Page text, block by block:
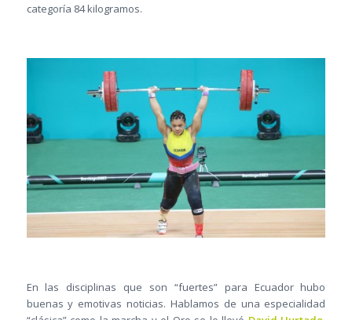
categoría 84 kilogramos.
En las disciplinas que son “fuertes” para Ecuador hubo
buenas y emotivas noticias. Hablamos de una especialidad